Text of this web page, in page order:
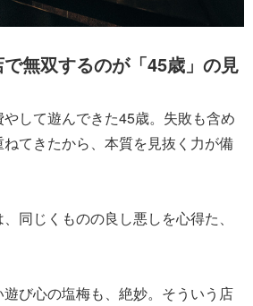
無双するのが「45歳」の見
して遊んできた45歳。失敗も含め
てきたから、本質を見抜く力が備
同じくものの良し悪しを心得た、
び心の塩梅も、絶妙。そういう店